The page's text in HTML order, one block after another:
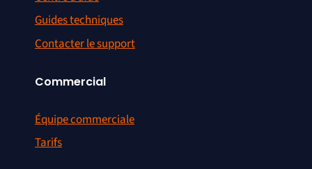
Guides techniques
Contacter le support
Commercial
Équipe commerciale
Tarifs